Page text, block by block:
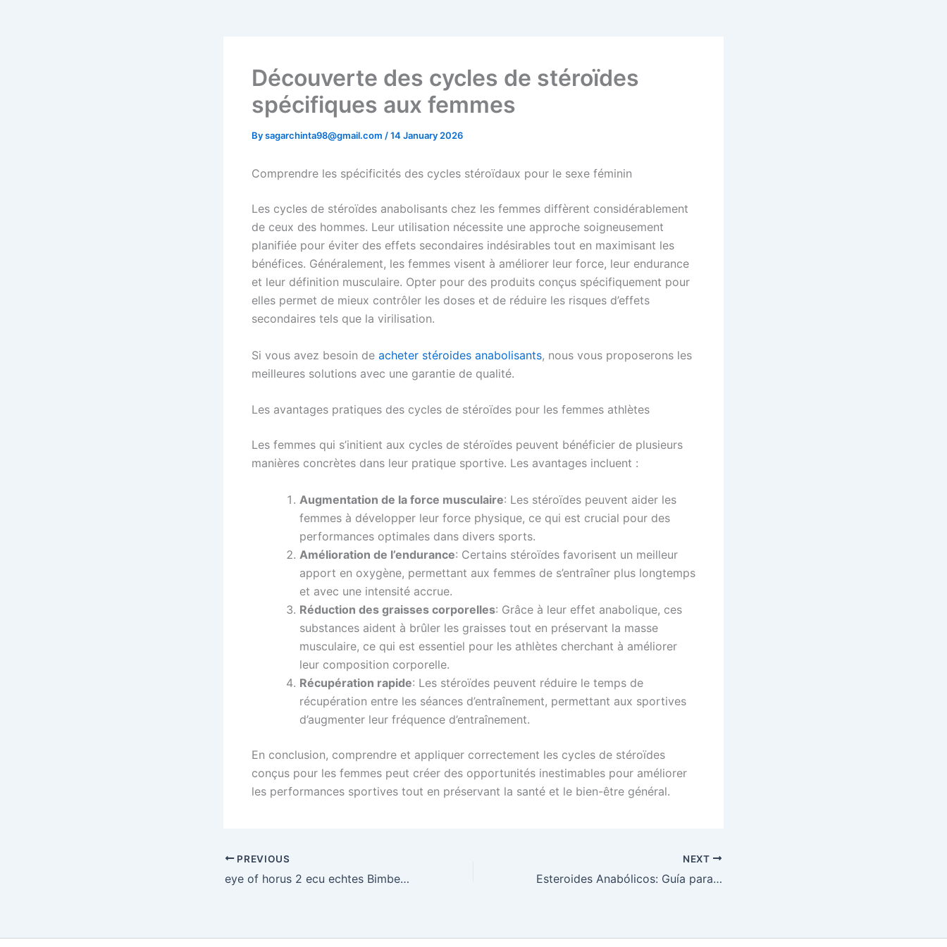
Découverte des cycles de stéroïdes
spécifiques aux femmes
Bysagarchinta98@gmail.com /14 January 2026
Comprendre les spécificités des cycles stéroïdaux pour le sexe féminin
Les cycles de stéroïdes anabolisants chez les femmes diffèrent considérablement
de ceux des hommes. Leur utilisation nécessite une approche soigneusement
planifiée pour éviter des effets secondaires indésirables tout en maximisant les
bénéfices. Généralement, les femmes visent à améliorer leur force, leur endurance
et leur définition musculaire. Opter pour des produits conçus spécifiquement pour
elles permet de mieux contrôler les doses et de réduire les risques d’effets
secondaires tels que la virilisation.
Si vous avez besoin de acheter stéroides anabolisants, nous vous proposerons les
meilleures solutions avec une garantie de qualité.
Les avantages pratiques des cycles de stéroïdes pour les femmes athlètes
Les femmes qui s’initient aux cycles de stéroïdes peuvent bénéficier de plusieurs
manières concrètes dans leur pratique sportive. Les avantages incluent :
Augmentation de la force musculaire: Les stéroïdes peuvent aider les
femmes à développer leur force physique, ce qui est crucial pour des
performances optimales dans divers sports.
Amélioration de l’endurance: Certains stéroïdes favorisent un meilleur
apport en oxygène, permettant aux femmes de s’entraîner plus longtemps
et avec une intensité accrue.
Réduction des graisses corporelles: Grâce à leur effet anabolique, ces
substances aident à brûler les graisses tout en préservant la masse
musculaire, ce qui est essentiel pour les athlètes cherchant à améliorer
leur composition corporelle.
Récupération rapide: Les stéroïdes peuvent réduire le temps de
récupération entre les séances d’entraînement, permettant aux sportives
d’augmenter leur fréquence d’entraînement.
En conclusion, comprendre et appliquer correctement les cycles de stéroïdes
conçus pour les femmes peut créer des opportunités inestimables pour améliorer
les performances sportives tout en préservant la santé et le bien-être général.
PREVIOUS
eye of horus 2 ecu echtes Bimbes abzüglich Einzahlung Spielbank werfen Sie einen Blick auf diese Jungs Bonusse ijvi pictureline
NEXT
Esteroides Anabólicos: Guía para Comprar en España de Forma Segura